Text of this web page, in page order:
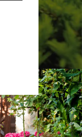
ELAGUEUR 65